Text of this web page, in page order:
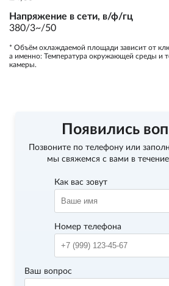
Напряжение в сети, в/ф/гц
380/3~/50
* Объём охлаждаемой площади зависит от
а именно: Температура окружающей среды и
камеры.
Появились
Позвоните по телефону или
мы свяжемся с вами в
Как вас зовут
Номер телефона
Ваш вопрос